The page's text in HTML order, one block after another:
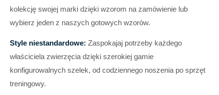
kolekcję swojej marki dzięki wzorom na zamówienie lub
wybierz jeden z naszych gotowych wzorów.
Style niestandardowe: Zaspokajaj potrzeby każdego
właściciela zwierzęcia dzięki szerokiej gamie
konfigurowalnych szelek, od codziennego noszenia po sprzęt
treningowy.